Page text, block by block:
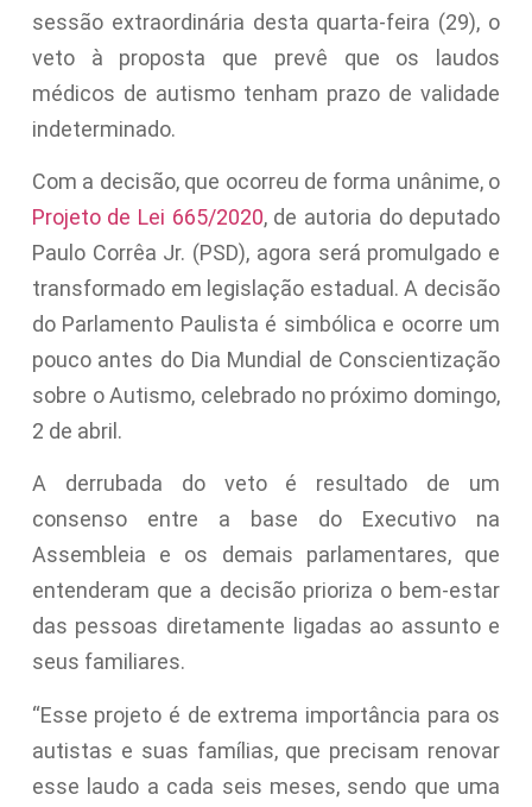
sessão extraordinária desta quarta-feira (29), o
veto à proposta que prevê que os laudos
médicos de autismo tenham prazo de validade
indeterminado.
Com a decisão, que ocorreu de forma unânime, o
Projeto de Lei 665/2020, de autoria do deputado
Paulo Corrêa Jr. (PSD), agora será promulgado e
transformado em legislação estadual. A decisão
do Parlamento Paulista é simbólica e ocorre um
pouco antes do Dia Mundial de Conscientização
sobre o Autismo, celebrado no próximo domingo,
2 de abril.
A derrubada do veto é resultado de um
consenso entre a base do Executivo na
Assembleia e os demais parlamentares, que
entenderam que a decisão prioriza o bem-estar
das pessoas diretamente ligadas ao assunto e
seus familiares.
“Esse projeto é de extrema importância para os
autistas e suas famílias, que precisam renovar
esse laudo a cada seis meses, sendo que uma